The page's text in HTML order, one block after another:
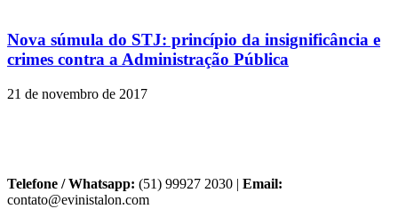
Nova súmula do STJ: princípio da insignificância e
crimes contra a Administração Pública
21 de novembro de 2017
Telefone / Whatsapp: (51) 99927 2030 | Email:
contato@evinistalon.com